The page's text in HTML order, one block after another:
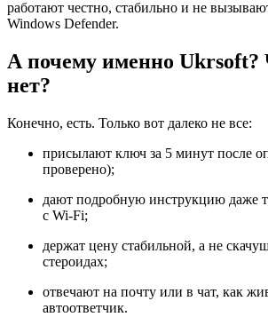
работают честно, стабильно и не
Windows Defender.
А почему именно Ukrsoft?
нет?
Конечно, есть. Только вот далеко не все:
присылают ключ за 5 минут после
проверено);
дают подробную инструкцию даже
с Wi-Fi;
держат цену стабильной, а не
стероидах;
отвечают на почту или в чат, как
автоответчик.